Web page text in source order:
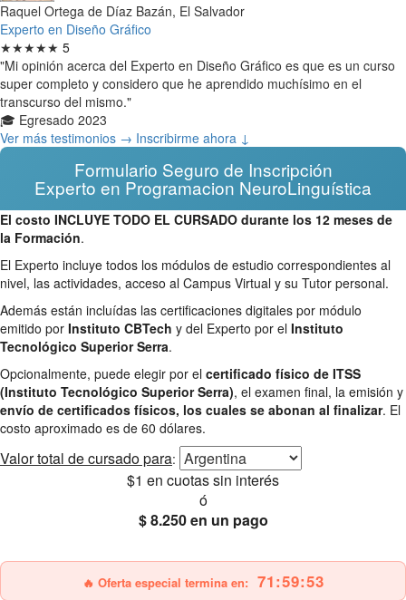
Raquel Ortega de Díaz Bazán, El Salvador
Experto en Diseño Gráfico
★★★★★ 5
"Mi opinión acerca del Experto en Diseño Gráfico es que es un curso
super completo y considero que he aprendido muchísimo en el
transcurso del mismo."
🎓 Egresado 2023
Ver más testimonios → Inscribirme ahora ↓
Formulario Seguro de Inscripción
Experto en Programacion NeuroLinguística
El costo INCLUYE TODO EL CURSADO durante los 12 meses de
la Formación.
El Experto incluye todos los módulos de estudio correspondientes al
nivel, las actividades, acceso al Campus Virtual y su Tutor personal.
Además están incluídas las certificaciones digitales por módulo
emitido por Instituto CBTech y del Experto por el Instituto
Tecnológico Superior Serra.
Opcionalmente, puede elegir por el certificado físico de ITSS
(Instituto Tecnológico Superior Serra), el examen final, la emisión y
envío de certificados físicos, los cuales se abonan al finalizar. El
costo aproximado es de 60 dólares.
Valor total de cursado para:
$1 en cuotas sin interés
ó
$ 8.250en un pago
🔥 Oferta especial termina en: 71:59:52